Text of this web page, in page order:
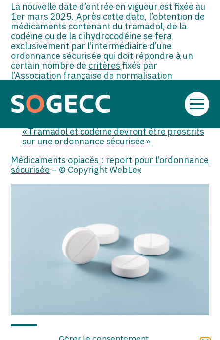
Aller
La nouvelle date d’entrée en vigueur est fixée au
1er mars 2025. Après cette date, l’obtention de
médicaments contenant du tramadol, de la
codéine ou de la dihydrocodéine se fera
exclusivement par l’intermédiaire d’une
ordonnance sécurisée qui doit répondre à un
certain nombre de critères fixés par
l’Association française de normalisation
Sources :
« Tramadol et codéine devront être prescrits
sur une ordonnance sécurisée »
Médicaments opiacés : report pour l’ordonnance
sécurisée – © Copyright WebLex